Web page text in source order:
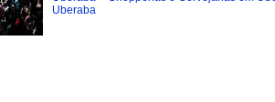
Uberaba